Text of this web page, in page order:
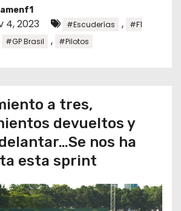
4, 2023 #Escuderías ,
#F1
#GP Brasil , #Pilotos
a tres,
devueltos y
nos ha
esta sprint